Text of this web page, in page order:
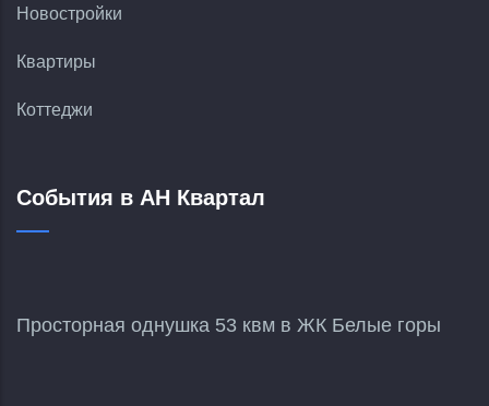
Новостройки
Квартиры
Коттеджи
События в АН Квартал
Просторная однушка 53 квм в ЖК Белые горы